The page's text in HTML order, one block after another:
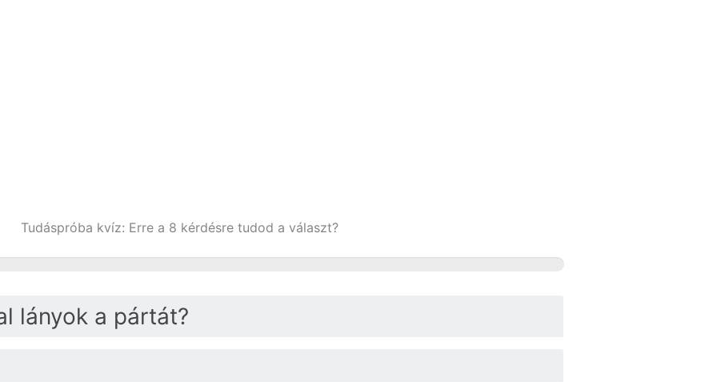
Tudáspróba kvíz: Erre a 8 kérdésre tudod a választ?
lányok a pártát?